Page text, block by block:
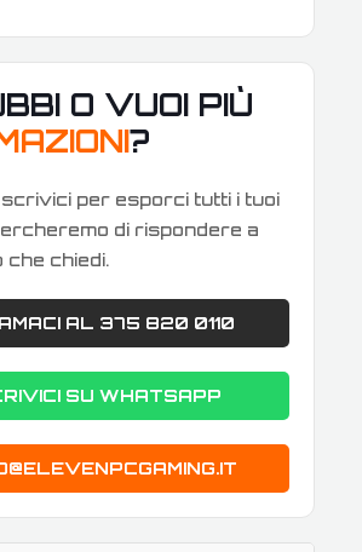
O VUOI PIÙ
?
scrivici per esporci tutti i tuoi
di rispondere a
chiedi.
AL 375 820 0110
SU WHATSAPP